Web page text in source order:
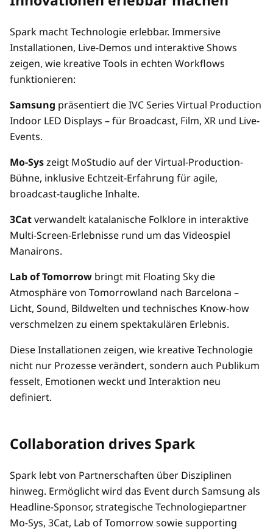
Spark macht Technologie erlebbar. Immersive
Installationen, Live-Demos und interaktive Shows
zeigen, wie kreative Tools in echten Workflows
funktionieren:
Samsung präsentiert die IVC Series Virtual Production
Indoor LED Displays – für Broadcast, Film, XR und Live-
Events.
Mo-Syszeigt MoStudio auf der Virtual-Production-
Bühne, inklusive Echtzeit-Erfahrung für agile,
broadcast-taugliche Inhalte.
3Catverwandelt katalanische Folklore in interaktive
Multi-Screen-Erlebnisse rund um das Videospiel
Manairons.
Lab of Tomorrow bringt mit Floating Sky die
Atmosphäre von Tomorrowland nach Barcelona –
Licht, Sound, Bildwelten und technisches Know-how
verschmelzen zu einem spektakulären Erlebnis.
Diese Installationen zeigen, wie kreative Technologie
nicht nur Prozesse verändert, sondern auch Publikum
fesselt, Emotionen weckt und Interaktion neu
definiert.
Collaboration drives Spark
Spark lebt von Partnerschaften über Disziplinen
hinweg. Ermöglicht wird das Event durch Samsung als
Headline-Sponsor, strategische Technologiepartner
Mo-Sys, 3Cat, Lab of Tomorrow sowie supporting